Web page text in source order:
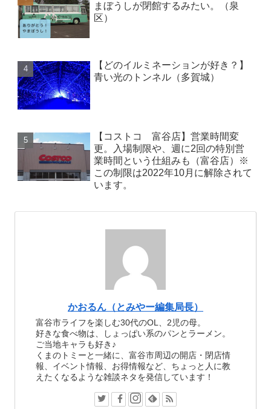
まぼうしが閉館するみたい。（泉
区）
【どのイルミネーションが好き？】
青い光のトンネル（多賀城）
【コストコ 富谷店】営業時間変
更。入場制限や、週に2回の特別営
業時間という仕組みも（富谷店）※
この制限は2022年10月に解除されて
います。
かおるん（とみやー編集局長）
富谷市ライフを楽しむ30代のOL、2児の母。
好きな食べ物は、しょっぱい系のパンとラーメン。
ご当地キャラも好き♪
くまのトミーと一緒に、富谷市周辺の開店・閉店情
報、イベント情報、お得情報など、ちょっと人に教
えたくなるような雑談ネタを発信しています！